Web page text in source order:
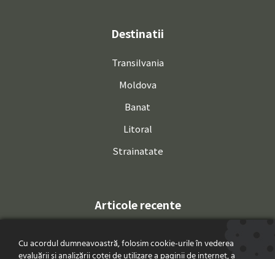
Destinatii
Transilvania
Moldova
Banat
Litoral
Strainatate
Articole recente
Vacanta cu autorulota si cei
Cu acordul dumneavoastră, folosim cookie-urile în vederea